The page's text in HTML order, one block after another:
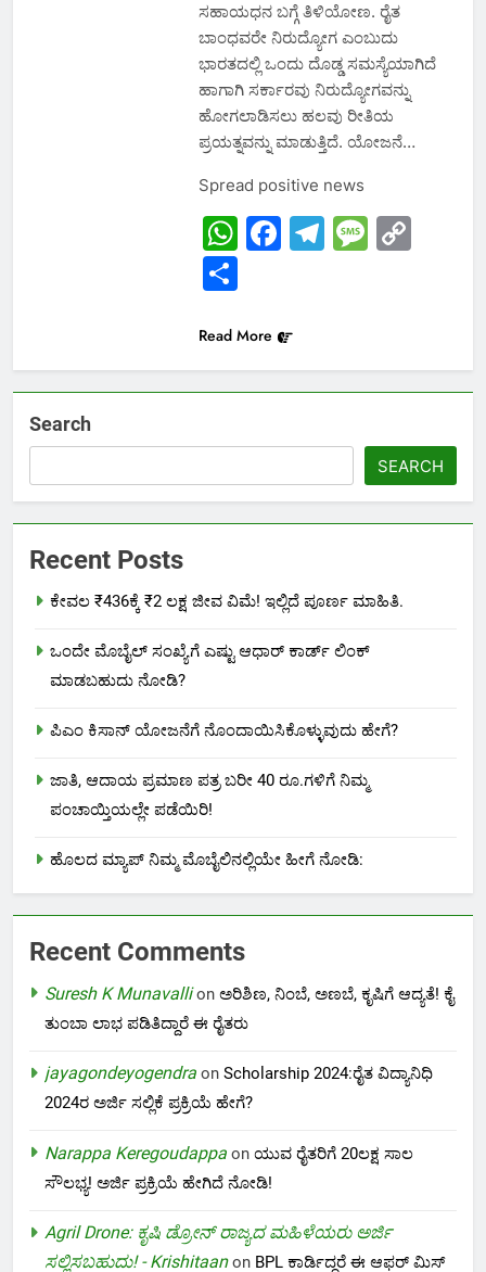
ಸಹಾಯಧನ ಬಗ್ಗೆ ತಿಳಿಯೋಣ. ರೈತ
ಬಾಂಧವರೇ ನಿರುದ್ಯೋಗ ಎಂಬುದು
ಭಾರತದಲ್ಲಿ ಒಂದು ದೊಡ್ಡ ಸಮಸ್ಯೆಯಾಗಿದೆ
ಹಾಗಾಗಿ ಸರ್ಕಾರವು ನಿರುದ್ಯೋಗವನ್ನು
ಹೋಗಲಾಡಿಸಲು ಹಲವು ರೀತಿಯ
ಪ್ರಯತ್ನವನ್ನು ಮಾಡುತ್ತಿದೆ. ಯೋಜನೆ…
Spread positive news
WhatsApp
Facebook
Telegram
Share
Read More
Search
SEARCH
Recent Posts
ಕೇವಲ ₹436ಕ್ಕೆ ₹2 ಲಕ್ಷ ಜೀವ ವಿಮೆ! ಇಲ್ಲಿದೆ ಪೂರ್ಣ ಮಾಹಿತಿ.
ಒಂದೇ ಮೊಬೈಲ್ ಸಂಖ್ಯೆಗೆ ಎಷ್ಟು ಆಧಾರ್ ಕಾರ್ಡ್ ಲಿಂಕ್
ಮಾಡಬಹುದು ನೋಡಿ?
ಪಿಎಂ ಕಿಸಾನ್ ಯೋಜನೆಗೆ ನೊಂದಾಯಿಸಿಕೊಳ್ಳುವುದು ಹೇಗೆ?
ಜಾತಿ, ಆದಾಯ ಪ್ರಮಾಣ ಪತ್ರ ಬರೀ 40 ರೂ.ಗಳಿಗೆ ನಿಮ್ಮ
ಪಂಚಾಯ್ತಿಯಲ್ಲೇ ಪಡೆಯಿರಿ!
ಹೊಲದ ಮ್ಯಾಪ್ ನಿಮ್ಮ ಮೊಬೈಲಿನಲ್ಲಿಯೇ ಹೀಗೆ ನೋಡಿ:
Recent Comments
Suresh K Munavallion ಅರಿಶಿಣ, ನಿಂಬೆ, ಅಣಬೆ, ಕೃಷಿಗೆ ಆದ್ಯತೆ! ಕೈ
ತುಂಬಾ ಲಾಭ ಪಡಿತಿದ್ದಾರೆ ಈ ರೈತರು
jayagondeyogendra on Scholarship 2024:ರೈತ ವಿದ್ಯಾನಿಧಿ
2024ರ ಅರ್ಜಿ ಸಲ್ಲಿಕೆ ಪ್ರಕ್ರಿಯೆ ಹೇಗೆ?
Narappa Keregoudappa on ಯುವ ರೈತರಿಗೆ 20ಲಕ್ಷ ಸಾಲ
ಸೌಲಭ್ಯ! ಅರ್ಜಿ ಪ್ರಕ್ರಿಯೆ ಹೇಗಿದೆ ನೋಡಿ!
Agril Drone: ಕೃಷಿ ಡ್ರೋನ್ ರಾಜ್ಯದ ಮಹಿಳೆಯರು ಅರ್ಜಿ
ಸಲ್ಲಿಸಬಹುದು! - Krishitaanon BPL ಕಾರ್ಡಿದ್ದರೆ ಈ ಆಫರ್ ಮಿಸ್